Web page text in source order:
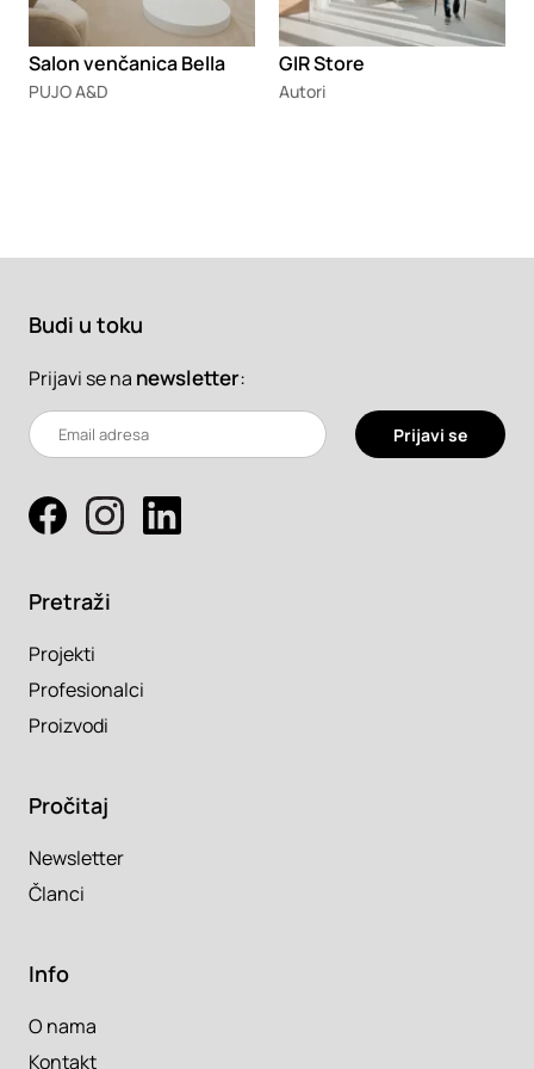
Salon venčanica Bella
PUJO A&D
GIR Store
Autori
Budi u toku
Prijavi se na newsletter:
Prijavi se
Pretraži
Projekti
Profesionalci
Proizvodi
Pročitaj
Newsletter
Članci
Info
O nama
Kontakt